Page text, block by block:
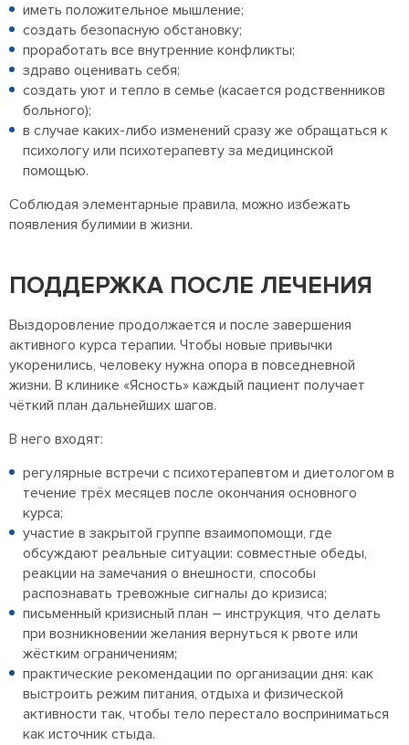
иметь положительное мышление;
создать безопасную обстановку;
проработать все внутренние конфликты;
здраво оценивать себя;
создать уют и тепло в семье (касается родственников
больного);
в случае каких-либо изменений сразу же обращаться к
психологу или психотерапевту за медицинской
помощью.
Соблюдая элементарные правила, можно избежать
появления булимии в жизни.
ПОДДЕРЖКА ПОСЛЕ ЛЕЧЕНИЯ
Выздоровление продолжается и после завершения
активного курса терапии. Чтобы новые привычки
укоренились, человеку нужна опора в повседневной
жизни. В клинике «Ясность» каждый пациент получает
чёткий план дальнейших шагов.
В него входят:
регулярные встречи с психотерапевтом и диетологом в
течение трёх месяцев после окончания основного
курса;
участие в закрытой группе взаимопомощи, где
обсуждают реальные ситуации: совместные обеды,
реакции на замечания о внешности, способы
распознавать тревожные сигналы до кризиса;
письменный кризисный план – инструкция, что делать
при возникновении желания вернуться к рвоте или
жёстким ограничениям;
практические рекомендации по организации дня: как
выстроить режим питания, отдыха и физической
активности так, чтобы тело перестало восприниматься
как источник стыда.